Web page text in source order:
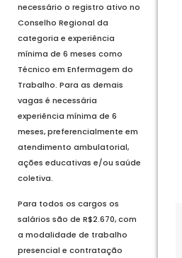
necessário o registro ativo no
Conselho Regional da
categoria e experiência
mínima de 6 meses como
Técnico em Enfermagem do
Trabalho. Para as demais
vagas é necessária
experiência mínima de 6
meses, preferencialmente em
atendimento ambulatorial,
ações educativas e/ou saúde
coletiva.
Para todos os cargos os
salários são de R$2.670, com
a modalidade de trabalho
presencial e contratação